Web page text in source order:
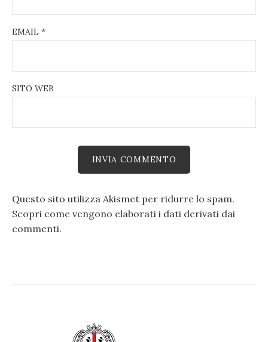
EMAIL *
SITO WEB
Questo sito utilizza Akismet per ridurre lo spam.
Scopri come vengono elaborati i dati derivati dai
commenti.